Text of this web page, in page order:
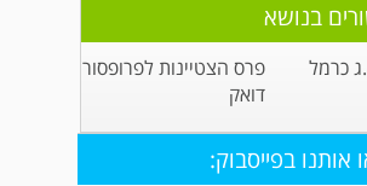
בנושא
כרמל
פרס הצטיינות לפרופסור
דואק
אותנו בפייסבוק: